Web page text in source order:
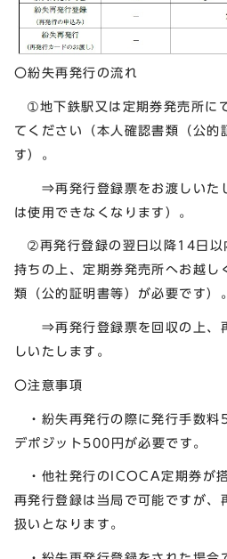
〇紛失再発行の流れ
➀地下鉄駅又は定期券発売所に
てください（本人確認書類（公的
す）。
⇒再発行登録票をお渡しいたし
は使用できなくなります）。
➁再発行登録の翌日以降14日以
持ちの上、定期券発売所へお越
類（公的証明書等）が必要です）。
⇒再発行登録票を回収の上、
しいたします。
〇注意事項
・紛失再発行の際に発行手数料
デポジット500円が必要です。
・他社発行のICOCA定期券が
再発行登録は当局で可能ですが、
扱いとなります。